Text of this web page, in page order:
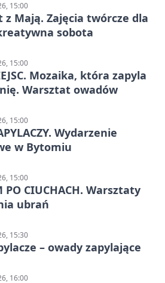
15:00
z Mają. Zajęcia twórcze dla
sobota
15:00
Mozaika, która zapyla
Warsztat owadów
15:00
Wydarzenie
w Bytomiu
15:00
PO CIUCHACH. Warsztaty
ubrań
15:30
– owady zapylające
16:00